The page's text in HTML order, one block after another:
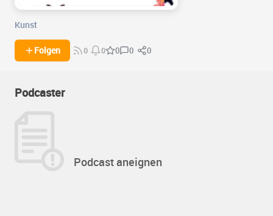
Kunst
Folgen 0 0 0 0 0
Podcaster
Podcast aneignen